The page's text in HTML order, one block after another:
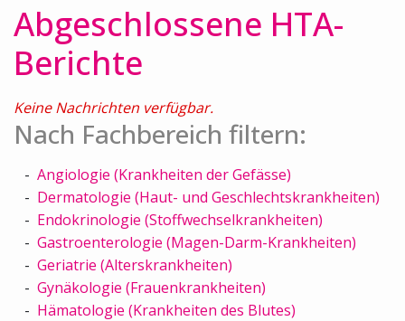
Abgeschlossene HTA-
Berichte
Keine Nachrichten verfügbar.
Nach Fachbereich filtern:
Angiologie (Krankheiten der Gefässe)
Dermatologie (Haut- und Geschlechtskrankheiten)
Endokrinologie (Stoffwechselkrankheiten)
Gastroenterologie (Magen-Darm-Krankheiten)
Geriatrie (Alterskrankheiten)
Gynäkologie (Frauenkrankheiten)
Hämatologie (Krankheiten des Blutes)